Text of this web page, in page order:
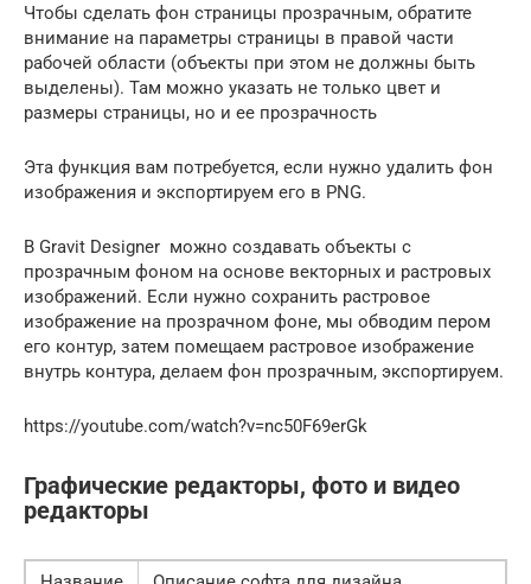
Чтобы сделать фон страницы прозрачным, обратите
внимание на параметры страницы в правой части
рабочей области (объекты при этом не должны быть
выделены). Там можно указать не только цвет и
размеры страницы, но и ее прозрачность
Эта функция вам потребуется, если нужно удалить фон
изображения и экспортируем его в PNG.
В Gravit Designer можно создавать объекты с
прозрачным фоном на основе векторных и растровых
изображений. Если нужно сохранить растровое
изображение на прозрачном фоне, мы обводим пером
его контур, затем помещаем растровое изображение
внутрь контура, делаем фон прозрачным, экспортируем.
https://youtube.com/watch?v=nc50F69erGk
Графические редакторы, фото и видео
редакторы